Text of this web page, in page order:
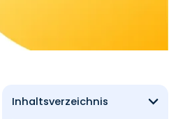
Inhaltsverzeichnis